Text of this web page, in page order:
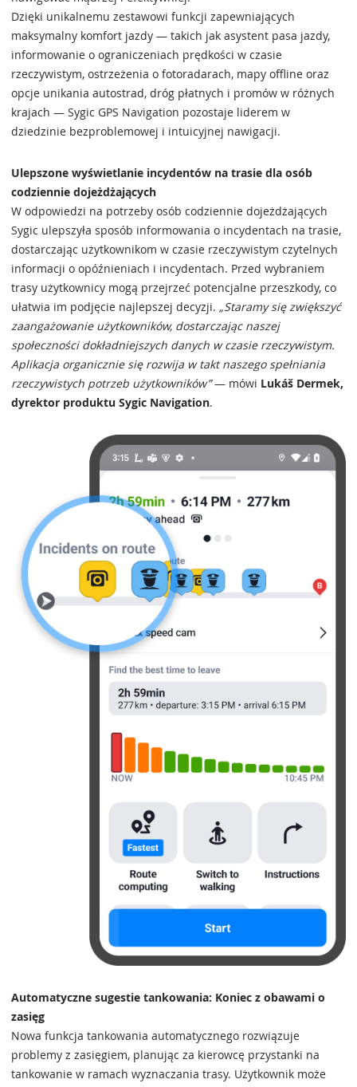
Dzięki unikalnemu zestawowi funkcji zapewniających
maksymalny komfort jazdy — takich jak asystent pasa jazdy,
informowanie o ograniczeniach prędkości w czasie
rzeczywistym, ostrzeżenia o fotoradarach, mapy offline oraz
opcje unikania autostrad, dróg płatnych i promów w różnych
krajach — Sygic GPS Navigation pozostaje liderem w
dziedzinie bezproblemowej i intuicyjnej nawigacji.
Ulepszone wyświetlanie incydentów na trasie dla osób
codziennie dojeżdżających
W odpowiedzi na potrzeby osób codziennie dojeżdżających
Sygic ulepszyła sposób informowania o incydentach na trasie,
dostarczając użytkownikom w czasie rzeczywistym czytelnych
informacji o opóźnieniach i incydentach. Przed wybraniem
trasy użytkownicy mogą przejrzeć potencjalne przeszkody, co
ułatwia im podjęcie najlepszej decyzji. „Staramy się zwiększyć
zaangażowanie użytkowników, dostarczając naszej
społeczności dokładniejszych danych w czasie rzeczywistym.
Aplikacja organicznie się rozwija w takt naszego spełniania
rzeczywistych potrzeb użytkowników”— mówi Lukáš Dermek,
dyrektor produktu Sygic Navigation.
Automatyczne sugestie tankowania: Koniec z obawami o
zasięg
Nowa funkcja tankowania automatycznego rozwiązuje
problemy z zasięgiem, planując za kierowcę przystanki na
tankowanie w ramach wyznaczania trasy. Użytkownik może